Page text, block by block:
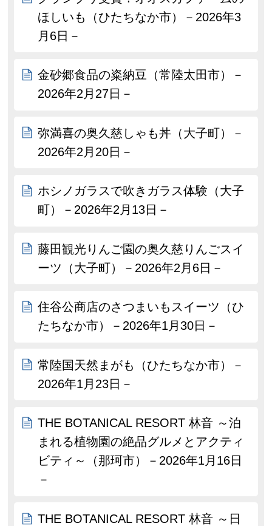
ほしいも（ひたちなか市）－2026年3
月6日－
金砂郷食品の粢納豆（常陸太田市）－
2026年2月27日－
弥満喜の奥久慈しゃも丼（大子町）－
2026年2月20日－
ホシノガラスで吹きガラス体験（大子
町）－2026年2月13日－
藤田観光りんご園の奥久慈りんごスイ
ーツ（大子町）－2026年2月6日－
住谷公商店のさつまいもスイーツ（ひ
たちなか市）－2026年1月30日－
常陸国天然まがも（ひたちなか市）－
2026年1月23日－
THE BOTANICAL RESORT 林音 ～泊
まれる植物園の絶品グルメとアクティ
ビティ～（那珂市）－2026年1月16日
－
THE BOTANICAL RESORT 林音 ～日